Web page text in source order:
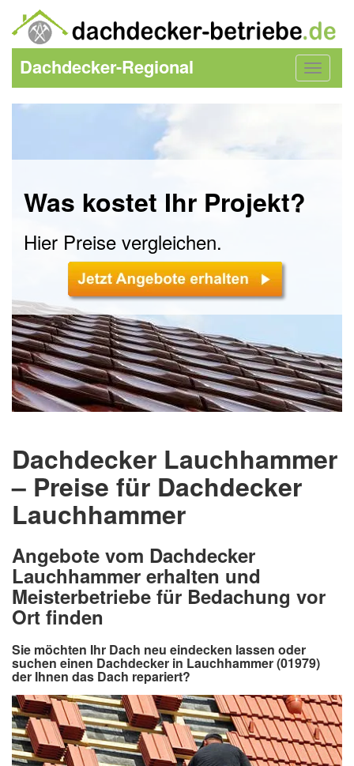
Toggle
Dachdecker-Regional
Was kostet Ihr Projekt?
Hier Preise vergleichen.
Dachdecker Lauchhammer
– Preise für Dachdecker
Lauchhammer
Angebote vom Dachdecker
Lauchhammer erhalten und
Meisterbetriebe für Bedachung vor
Ort finden
Sie möchten Ihr Dach neu eindecken lassen oder
suchen einen Dachdecker in Lauchhammer (01979)
der Ihnen das Dach repariert?